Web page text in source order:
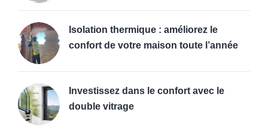
Isolation thermique : améliorez le
confort de votre maison toute l’année
Investissez dans le confort avec le
double vitrage